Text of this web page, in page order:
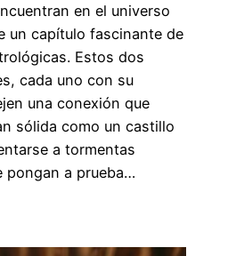
en el universo
un capítulo fascinante de
Estos dos
cada uno con su
una conexión que
sólida como un castillo
a tormentas
pongan a prueba…